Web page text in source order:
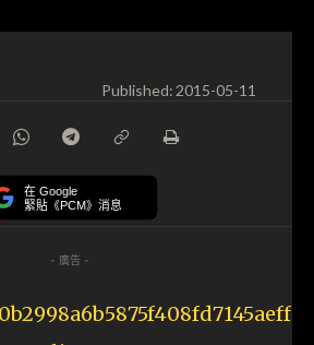
Published:2015-05-11
在 Google
緊貼《PCM》消息
- 廣告 -